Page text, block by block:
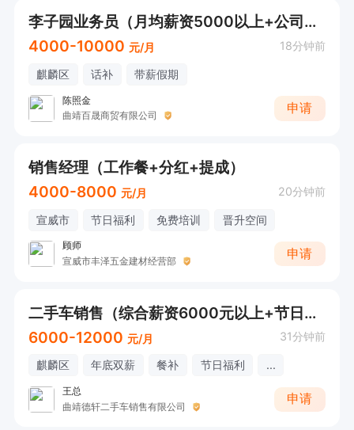
李子园业务员（月均薪资5000以上+公司福利）
4000-10000 元/月 18分钟前
麒麟区 话补 带薪假期
陈照金
曲靖百晟商贸有限公司
申请
销售经理（工作餐+分红+提成）
4000-8000 元/月 20分钟前
宣威市 节日福利 免费培训 晋升空间
顾师
宣威市丰泽五金建材经营部
申请
二手车销售（综合薪资6000元以上+节日福利+奖金）
6000-12000 元/月 31分钟前
麒麟区 年底双薪 餐补 节日福利 ...
王总
曲靖德轩二手车销售有限公司
申请